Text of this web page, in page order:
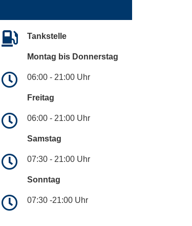
Tankstelle
Montag bis Donnerstag
06:00 - 21:00 Uhr
Freitag
06:00 - 21:00 Uhr
Samstag
07:30 - 21:00 Uhr
Sonntag
07:30 -21:00 Uhr